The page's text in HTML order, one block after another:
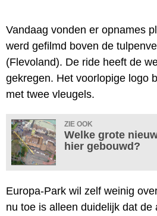
Vandaag vonden er opnames
werd gefilmd boven de
(Flevoland). De ride heeft de
gekregen. Het voorlopige logo
met twee vleugels.
ZIE OOK
Welke grote
hier gebouwd?
Europa-Park wil zelf weinig
nu toe is alleen duidelijk dat de